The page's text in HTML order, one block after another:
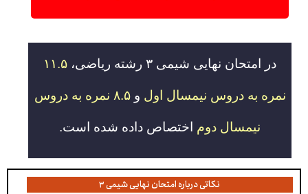
در امتحان نهایی شیمی ۳ رشته ریاضی، ۱۱.۵
نمره به دروس نیمسال اول و ۸.۵ نمره به دروس
نیمسال دوم اختصاص داده شده است.
نکاتی درباره امتحان نهایی شیمی ۳